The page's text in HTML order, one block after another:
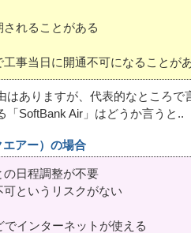
されることがある
事当日に開通不可になることが
ありますが、代表的なところで
「SoftBank Air」はどうか言うと..
アー）の場合
の日程調整が不要
可というリスクがない
でインターネットが使える